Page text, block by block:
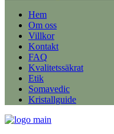
Hem
Om oss
Villkor
Kontakt
FAQ
Kvalitetssäkrat
Etik
Somavedic
Kristallguide